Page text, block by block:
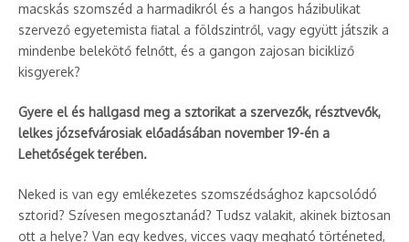
macskás szomszéd a harmadikról és a hangos házibulikat
szervező egyetemista fiatal a földszintről, vagy együtt játszik a
mindenbe belekötő felnőtt, és a gangon zajosan bicikliző
kisgyerek?
Gyere el és hallgasd meg a sztorikat a szervezők, résztvevők,
lelkes józsefvárosiak előadásában november 19-én a
Lehetőségek terében.
Neked is van egy emlékezetes szomszédsághoz kapcsolódó
sztorid? Szívesen megosztanád? Tudsz valakit, akinek biztosan
ott a helye? Van egy kedves, vicces vagy megható történeted,